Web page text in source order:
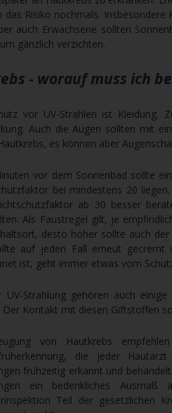
das Risiko nochmals. Insbesondere
auch Erwachsene sollten
gänzlich verzichten.
- worauf muss ich
vor UV-Strahlen ist Kleidung.
Auch die Augen sollten mit
es können aber
vor dem Sonnenbad sollte
bei mindestens 20
ab 30 besser
Als Faustregel gilt, je
desto höher sollte auch
auf jeden Fall erneut gecremt
ist, geht immer etwas vom
UV-Strahlung gehören auch
Der Kontakt mit diesen Giftstoffen
von Hautkrebs
die jeder
frühzeitig erkannt und
ein bedenkliches
Teil der gesetzlichen